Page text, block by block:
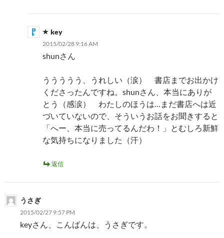
key
2015/02/28 9:16 AM
shunさん
ううううう、うれしい（涙） 書店までお出かけ
くださったんですね。shunさん、本当にありが
とう（感涙） わたしのほうは…まだ書店へは近
づいていないので、そういうお話をお聞きすると
「へー、本当に売ってるんだわ！」とむしろ新鮮
な気持ちになりました（汗）
返信
うさぎ
2015/02/27 9:57 PM
keyさん、こんばんは、うさぎです。